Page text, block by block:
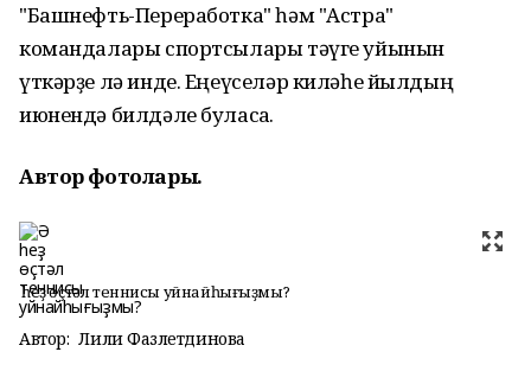
"Башнефть-Переработка" һәм "Астра"
командалары спортсылары тәүге уйынын
үткәрҙе лә инде. Еңеүселәр киләһе йылдың
июнендә билдәле буласаҡ.
Автор фотолары.
Ә һеҙ өҫтәл теннисы уйнайһығыҙмы?
Автор: Лилиә Фазлетдинова